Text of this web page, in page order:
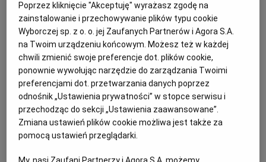
OPOLE
PŁOCK
POZNAŃ
RADOM
RYBNIK
ZDROWIE
POGODA
PODRÓŻE
WIDEO
FORUM
supermarkecie - red.] to są dobre pączki?
- Niby wygląd taki sam, a w środku całkiem coś innego.
Nie wiem, z czego się robi tepączki, które później po
kilkadziesiąt groszy sprzedawane są w
supermarketach, ale dobry musi być przygotowany
ręcznie. Nie taśmowo. Zwykle już następnego dnia nie
nadaje się do zjedzenia, a zrobiony tradycyjnie nawet
Poprzez kliknięcie "Akceptuję" wyrażasz zgodę na
zainstalowanie i przechowywanie plików typu cookie
Wyborczej sp. z o. o. jej Zaufanych Partnerów i Agora S.A.
na Twoim urządzeniu końcowym. Możesz też w każdej
chwili zmienić swoje preferencje dot. plików cookie,
ponownie wywołując narzędzie do zarządzania Twoimi
preferencjami dot. przetwarzania danych poprzez
odnośnik „Ustawienia prywatności” w stopce serwisu i
przechodząc do sekcji „Ustawienia zaawansowane”.
Zmiana ustawień plików cookie możliwa jest także za
pomocą ustawień przeglądarki.